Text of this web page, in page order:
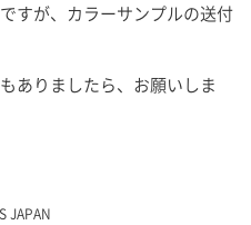
すが、カラーサンプルの送付
ありましたら、お願いしま
JAPAN